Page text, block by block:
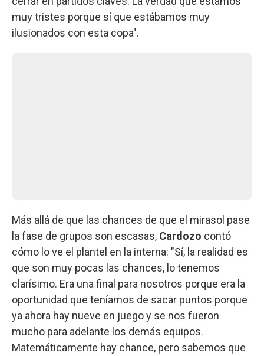
muy tristes porque sí que estábamos muy
ilusionados con esta copa".
Más allá de que las chances de que el mirasol pase
la fase de grupos son escasas, Cardozo contó
cómo lo ve el plantel en la interna: "Sí, la realidad es
que son muy pocas las chances, lo tenemos
clarísimo. Era una final para nosotros porque era la
oportunidad que teníamos de sacar puntos porque
ya ahora hay nueve en juego y se nos fueron
mucho para adelante los demás equipos.
Matemáticamente hay chance, pero sabemos que